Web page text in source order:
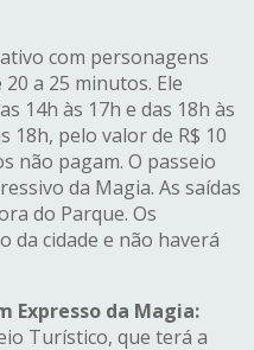
com personagens
a 25 minutos. Ele
14h às 17h e das 18h às
18h, pelo valor de R$ 10
não pagam. O passeio
da Magia. As saídas
do Parque. Os
da cidade e não haverá
Expresso da Magia:
Turístico, que terá a